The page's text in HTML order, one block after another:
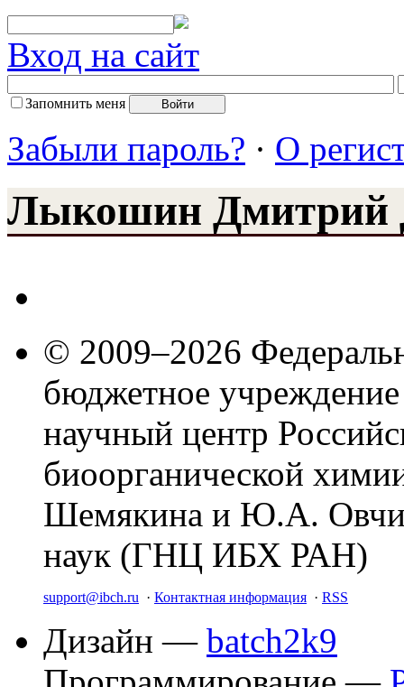
Вход на сайт
Запомнить меня
Забыли пароль? · О
Лыкошин Дмитрий
© 2009–2026
бюджетное
научный центр
биоорганической
Шемякина и Ю.А.
наук (ГНЦ ИБХ РАН)
support@ibch.ru · Контактная информация · RSS
Дизайн — batch2k9